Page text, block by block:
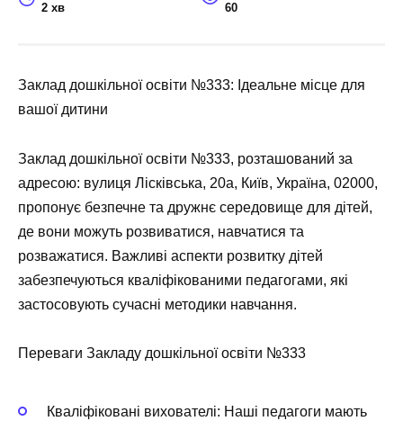
2 хв 60
Заклад дошкільної освіти №333: Ідеальне місце для
вашої дитини
Заклад дошкільної освіти №333, розташований за
адресою: вулиця Лісківська, 20а, Київ, Україна, 02000,
пропонує безпечне та дружнє середовище для дітей,
де вони можуть розвиватися, навчатися та
розважатися. Важливі аспекти розвитку дітей
забезпечуються кваліфікованими педагогами, які
застосовують сучасні методики навчання.
Переваги Закладу дошкільної освіти №333
Кваліфіковані вихователі: Наші педагоги мають